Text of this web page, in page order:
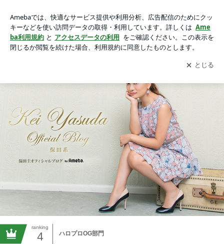
アプリをダウンロードして ブログの更新通知
を受け取りまし
ょう。
開く
ranking
4 ハロプロOG部門